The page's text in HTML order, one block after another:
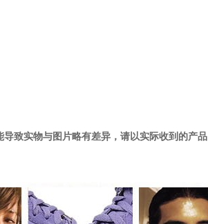
致实物与图片略有差异，请以实际收到的产品